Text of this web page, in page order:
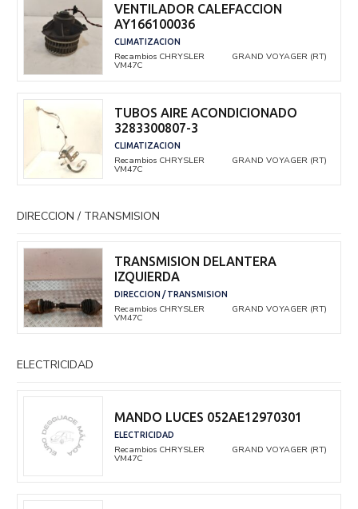
VENTILADOR CALEFACCION
AY166100036
CLIMATIZACION
Recambios CHRYSLER GRAND VOYAGER (RT)
VM47C
TUBOS AIRE ACONDICIONADO
3283300807-3
CLIMATIZACION
Recambios CHRYSLER GRAND VOYAGER (RT)
VM47C
DIRECCION / TRANSMISION
TRANSMISION DELANTERA
IZQUIERDA
DIRECCION / TRANSMISION
Recambios CHRYSLER GRAND VOYAGER (RT)
VM47C
ELECTRICIDAD
MANDO LUCES 052AE12970301
ELECTRICIDAD
Recambios CHRYSLER GRAND VOYAGER (RT)
VM47C